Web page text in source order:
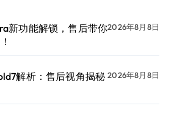
新功能解锁，售后带你2026年8月8日
解析：售后视角揭秘 2026年8月8日